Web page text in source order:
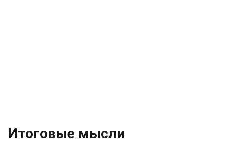
Итоговые мысли